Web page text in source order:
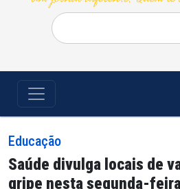
Pesquisar
por:
Educação
Saúde divulga locais de
gripe nesta segunda-